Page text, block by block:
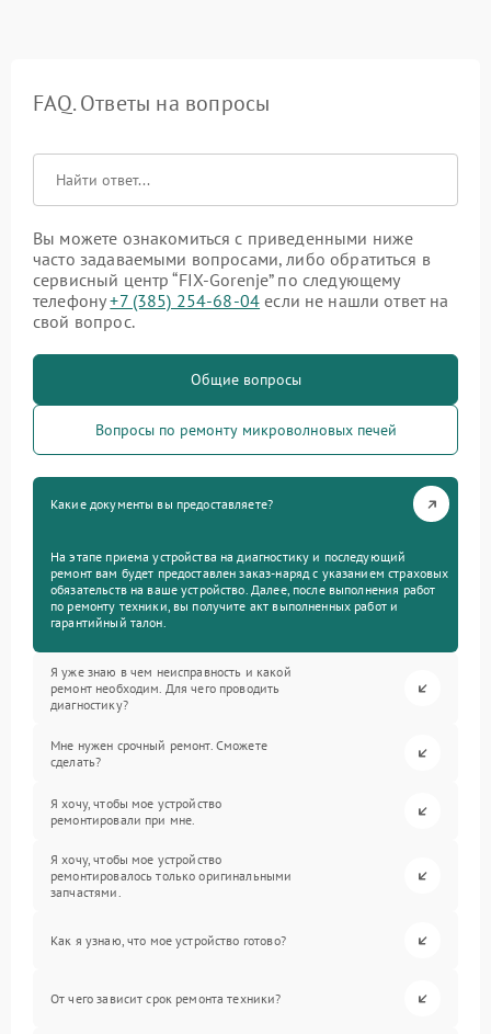
FAQ. Ответы на вопросы
Вы можете ознакомиться с приведенными ниже
часто задаваемыми вопросами, либо обратиться в
сервисный центр “FIX-Gorenje” по следующему
телефону+7 (385) 254-68-04 если не нашли ответ на
свой вопрос.
Общие вопросы
Вопросы по ремонту микроволновых печей
Какие документы вы предоставляете?
На этапе приема устройства на диагностику и последующий
ремонт вам будет предоставлен заказ-наряд с указанием страховых
обязательств на ваше устройство. Далее, после выполнения работ
по ремонту техники, вы получите акт выполненных работ и
гарантийный талон.
Я уже знаю в чем неисправность и какой
ремонт необходим. Для чего проводить
диагностику?
Мне нужен срочный ремонт. Сможете
сделать?
Я хочу, чтобы мое устройство
ремонтировали при мне.
Я хочу, чтобы мое устройство
ремонтировалось только оригинальными
запчастями.
Как я узнаю, что мое устройство готово?
От чего зависит срок ремонта техники?